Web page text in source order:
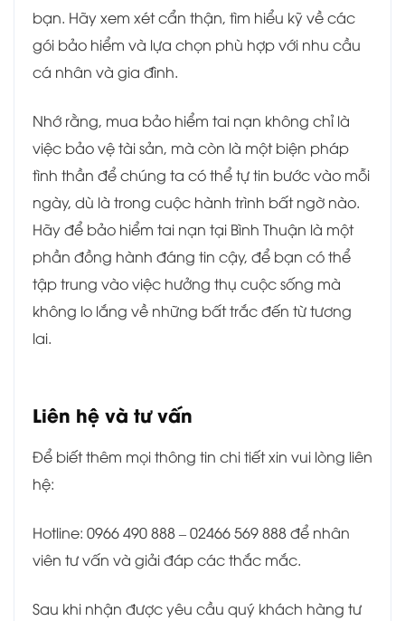
bạn. Hãy xem xét cẩn thận, tìm hiểu kỹ về các
gói bảo hiểm và lựa chọn phù hợp với nhu cầu
cá nhân và gia đình.
Nhớ rằng, mua bảo hiểm tai nạn không chỉ là
việc bảo vệ tài sản, mà còn là một biện pháp
tình thần để chúng ta có thể tự tin bước vào mỗi
ngày, dù là trong cuộc hành trình bất ngờ nào.
Hãy để bảo hiểm tai nạn tại Bình Thuận là một
phần đồng hành đáng tin cậy, để bạn có thể
tập trung vào việc hưởng thụ cuộc sống mà
không lo lắng về những bất trắc đến từ tương
lai.
Liên hệ và tư vấn
Để biết thêm mọi thông tin chi tiết xin vui lòng liên
hệ:
Hotline: 0966 490 888 – 02466 569 888 để nhân
viên tư vấn và giải đáp các thắc mắc.
Sau khi nhận được yêu cầu quý khách hàng tư